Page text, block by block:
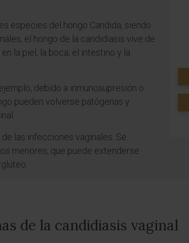
especies del hongo Candida, siendo
el hongo de la candidiasis vive de
la piel, la boca, el intestino y la
debido a inmunosupresión o
pueden volverse patógenas y
las infecciones vaginales. Se
menores, que puede extenderse
de la candidiasis vaginal